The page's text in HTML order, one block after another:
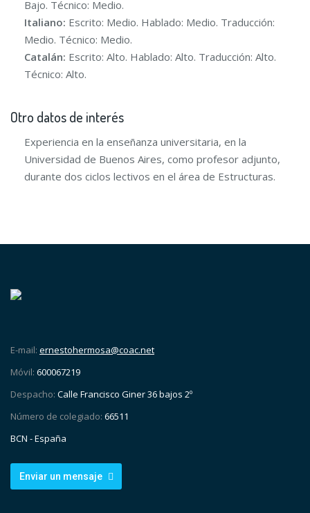
Bajo. Técnico: Medio.
Italiano: Escrito: Medio. Hablado: Medio. Traducción:
Medio. Técnico: Medio.
Catalán: Escrito: Alto. Hablado: Alto. Traducción: Alto.
Técnico: Alto.
Otro datos de interés
Experiencia en la enseñanza universitaria, en la
Universidad de Buenos Aires, como profesor adjunto,
durante dos ciclos lectivos en el área de Estructuras.
E-mail: ernestohermosa@coac.net
Móvil: 600067219
Despacho: Calle Francisco Giner 36 bajos 2º
Número de colegiado: 66511
BCN - España
Enviar un mensaje